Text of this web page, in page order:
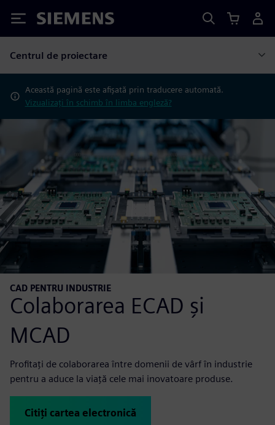
Siemens
Centrul de proiectare
Această pagină este afișată prin traducere automată.
Vizualizați în schimb în limba engleză?
CAD PENTRU INDUSTRIE
Colaborarea ECAD și
MCAD
Profitați de colaborarea între domenii de vârf în industrie
pentru a aduce la viață cele mai inovatoare produse.
Citiți cartea electronică